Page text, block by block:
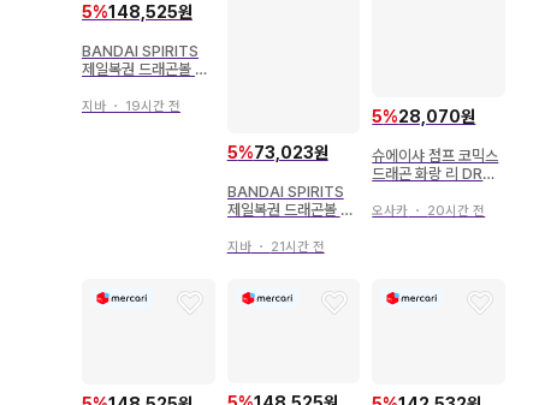
5%148,525원
BANDAI SPIRITS
제일복권 드래곤볼 EX
롱&푸알 MASTERLI
지바 ・ 19시간 전
5%73,023원
BANDAI SPIRITS
제일복권 드래곤볼 초
초사이어인 손오공 피
지바・ 21시간 전
5%28,070원
슈에이샤 점프 코믹스
드래곤 화랑 리 DRA
생했더니 야무치였다
오사카 ・ 20시간 전